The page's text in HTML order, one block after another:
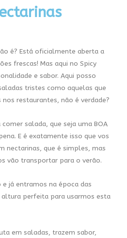
é? Está oficialmente aberta a
frescas! Mas aqui no Spicy
e sabor. Aqui posso
tristes como aquelas que
restaurantes, não é verdade?
salada, que seja uma BOA
E é exatamente isso que vos
nectarinas, que é simples, mas
vão transportar para o verão.
já entramos na época das
altura perfeita para usarmos esta
em saladas, trazem sabor,